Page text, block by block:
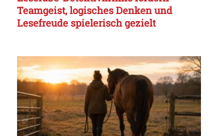
Teamgeist, logisches Denken und
Lesefreude spielerisch gezielt